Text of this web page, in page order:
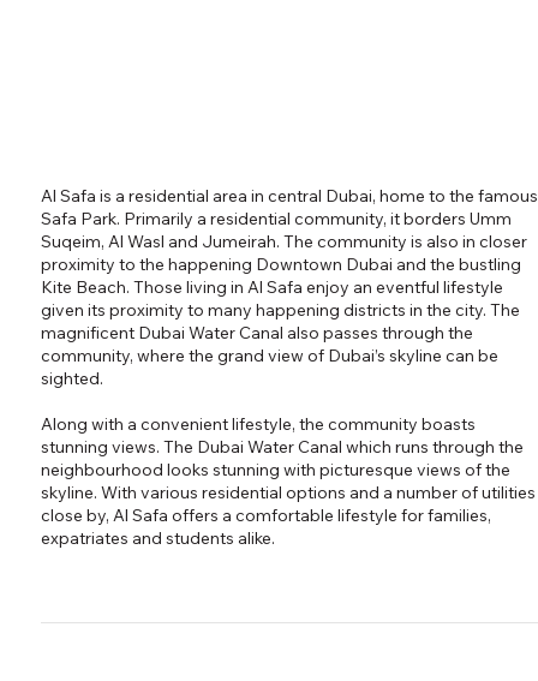
Al Safa is a residential area in central Dubai, home to the famous
Safa Park. Primarily a residential community, it borders Umm
Suqeim, Al Wasl and Jumeirah. The community is also in closer
proximity to the happening Downtown Dubai and the bustling
Kite Beach. Those living in Al Safa enjoy an eventful lifestyle
given its proximity to many happening districts in the city. The
magnificent Dubai Water Canal also passes through the
community, where the grand view of Dubai’s skyline can be
sighted.
Along with a convenient lifestyle, the community boasts
stunning views. The Dubai Water Canal which runs through the
neighbourhood looks stunning with picturesque views of the
skyline. With various residential options and a number of utilities
close by, Al Safa offers a comfortable lifestyle for families,
expatriates and students alike.